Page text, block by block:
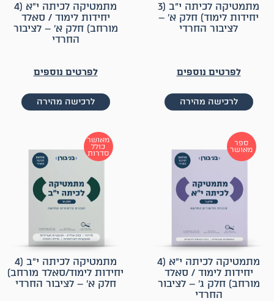
מתמטיקה לכיתה י״ב (3
יחידות לימוד) חלק א׳ –
לציבור החרדי
לפרטים נוספים
לרכישה מהירה
מתמטיקה לכיתה י״א (4
יחידות לימוד / סאלד
מורחב) חלק א׳ – לציבור
החרדי
לפרטים נוספים
לרכישה מהירה
ספר
מאושר
מתמטיקה לכיתה י״א (4
יחידות לימוד / סאלד
מורחב) חלק ג׳ – לציבור
החרדי
מאושר
כולל
סדרות
מתמטיקה לכיתה י״ב (4
יחידות לימוד/סאלד מורחב)
חלק א׳ – לציבור החרדי